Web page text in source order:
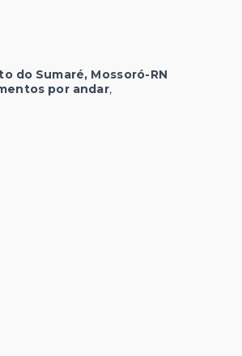
do Sumaré, Mossoró-RN
por andar,